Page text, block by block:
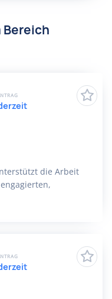
Bereich
die Arbeit